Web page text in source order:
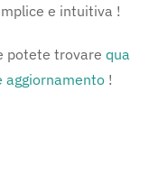
e intuitiva !
potete trovare qua
aggiornamento !